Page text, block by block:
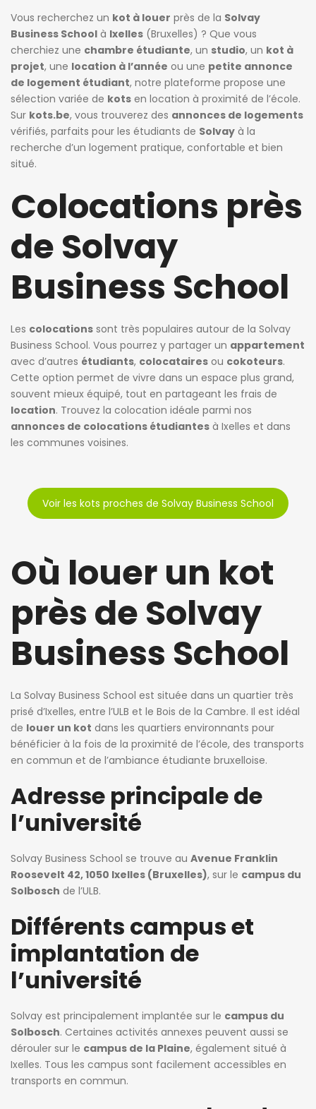
Vous recherchez un kot à louer près de la Solvay
Business School à Ixelles (Bruxelles) ? Que vous
cherchiez une chambre étudiante, un studio, un kot à
projet, une location à l’année ou une petite annonce
de logement étudiant, notre plateforme propose une
sélection variée de kots en location à proximité de l’école.
Sur kots.be, vous trouverez des annonces de logements
vérifiés, parfaits pour les étudiants de Solvay à la
recherche d’un logement pratique, confortable et bien
situé.
Colocations près
de Solvay
Business School
Les colocations sont très populaires autour de la Solvay
Business School. Vous pourrez y partager un appartement
avec d’autres étudiants, colocataires ou cokoteurs.
Cette option permet de vivre dans un espace plus grand,
souvent mieux équipé, tout en partageant les frais de
location. Trouvez la colocation idéale parmi nos
annonces de colocations étudiantes à Ixelles et dans
les communes voisines.
Voir les kots proches de Solvay Business School
Où louer un kot
près de Solvay
Business School
La Solvay Business School est située dans un quartier très
prisé d’Ixelles, entre l’ULB et le Bois de la Cambre. Il est idéal
de louer un kot dans les quartiers environnants pour
bénéficier à la fois de la proximité de l’école, des transports
en commun et de l’ambiance étudiante bruxelloise.
Adresse principale de
l’université
Solvay Business School se trouve au Avenue Franklin
Roosevelt 42, 1050 Ixelles (Bruxelles), sur le campus du
Solbosch de l’ULB.
Différents campus et
implantation de
l’université
Solvay est principalement implantée sur le campus du
Solbosch. Certaines activités annexes peuvent aussi se
dérouler sur le campus de la Plaine, également situé à
Ixelles. Tous les campus sont facilement accessibles en
transports en commun.
de Ghellinck
ago
Chambre chez l’habitant
Avenue Emile Vandervelde 72, 1200 Bruxelles, Belgique
Killian Sdao
4 jours ago
Studios meublés à louer – Résidence Ustel – Boulevard Poincaré, 76 – Anderlecht – à partir de 720 € charges incluses
720€
Boulevard Poincaré 76, Anderlecht, Belgique
patricia
470€